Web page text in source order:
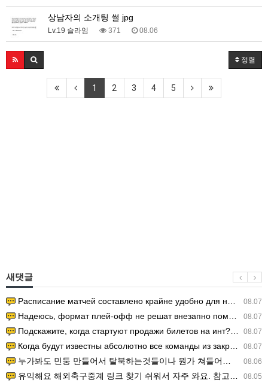
상남자의 소개팅 썰 jpg
Lv.19 슬라임 371 08.06
정렬
1 2 3 4 5
새댓글
08.07
Расписание матчей составлено крайне удобно для нашего часово…
08.07
Надеюсь, формат плей-офф не решат внезапно поменять. https:/…
08.07
Подскажите, когда стартуют продажи билетов на инт? https://g…
08.07
Когда будут известны абсолютно все команды из закрытых квали…
08.06
누가봐도 민둥 만들어서 탈북하는것들이나 뭔가 쳐들어오는 낌새를 미리 알아차리기 위함이지 저걸 전쟁준비라고 하…
08.05
유익해요 해외축구중계 링크 찾기 쉬워서 자주 와요. 참고로 무료스포츠중계 정보 확인할 때 출처 꼭 체크해요.…